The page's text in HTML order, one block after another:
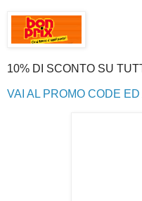
10% DI SCONTO SU
VAI AL PROMO CODE